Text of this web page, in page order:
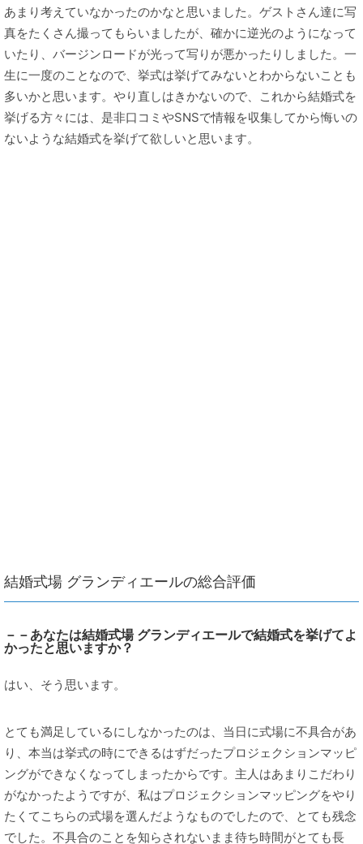
あまり考えていなかったのかなと思いました。ゲストさん達に写
真をたくさん撮ってもらいましたが、確かに逆光のようになって
いたり、バージンロードが光って写りが悪かったりしました。一
生に一度のことなので、挙式は挙げてみないとわからないことも
多いかと思います。やり直しはきかないので、これから結婚式を
挙げる方々には、是非口コミやSNSで情報を収集してから悔いの
ないような結婚式を挙げて欲しいと思います。
結婚式場 グランディエールの総合評価
－－あなたは結婚式場 グランディエールで結婚式を挙げてよ
かったと思いますか？
はい、そう思います。
とても満足しているにしなかったのは、当日に式場に不具合があ
り、本当は挙式の時にできるはずだったプロジェクションマッピ
ングができなくなってしまったからです。主人はあまりこだわり
がなかったようですが、私はプロジェクションマッピングをやり
たくてこちらの式場を選んだようなものでしたので、とても残念
でした。不具合のことを知らされないまま待ち時間がとても長